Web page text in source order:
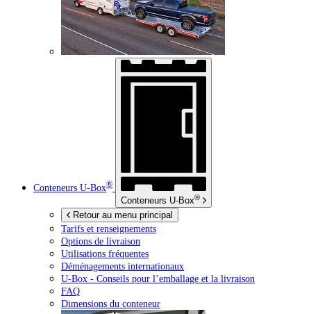
Conteneurs U-Box®
Conteneurs U-Box®
Retour au menu principal
Tarifs et renseignements
Options de livraison
Utilisations fréquentes
Déménagements internationaux
U-Box - Conseils pour l’emballage et la livraison
FAQ
Dimensions du conteneur